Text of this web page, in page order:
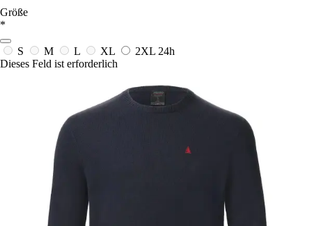
Größe
*
S M L XL 2XL 24h
Dieses Feld ist erforderlich